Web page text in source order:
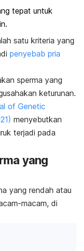
tepat untuk
satu kriteria yang
penyebab pria
sperma yang
keturunan.
of Genetic
menyebutkan
terjadi pada
yang
yang rendah atau
macam, di